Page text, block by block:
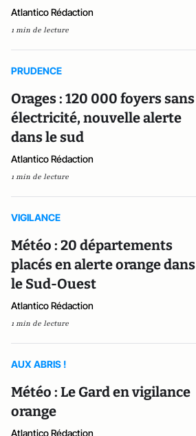
Atlantico Rédaction
1 min de lecture
PRUDENCE
Orages : 120 000 foyers sans
électricité, nouvelle alerte
dans le sud
Atlantico Rédaction
1 min de lecture
VIGILANCE
Météo : 20 départements
placés en alerte orange dans
le Sud-Ouest
Atlantico Rédaction
1 min de lecture
AUX ABRIS !
Météo : Le Gard en vigilance
orange
Atlantico Rédaction